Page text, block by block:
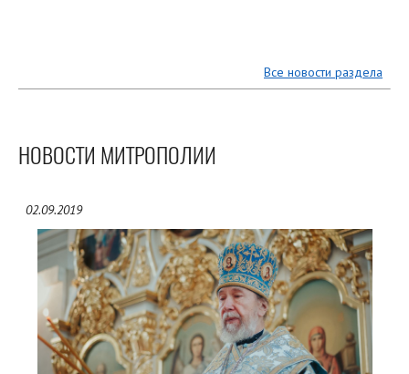
Все новости раздела
НОВОСТИ МИТРОПОЛИИ
02.09.2019